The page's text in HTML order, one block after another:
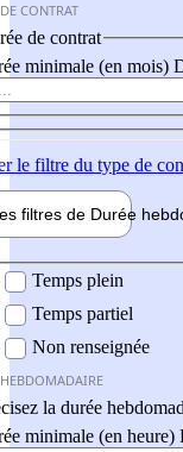
CONTRAT
de contrat
minimale (en mois)
le filtre du type de
filtres de Durée
Temps plein
Temps partiel
Non renseignée
la durée
minimale (en heure)